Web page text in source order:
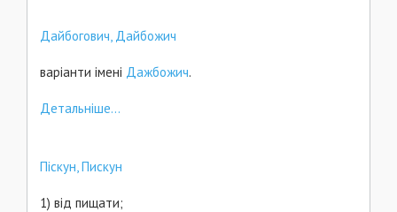
Дайбогович, Дайбожич
варіанти імені Дажбожич.
Детальніше...
Піскун, Пискун
1) від пищати;